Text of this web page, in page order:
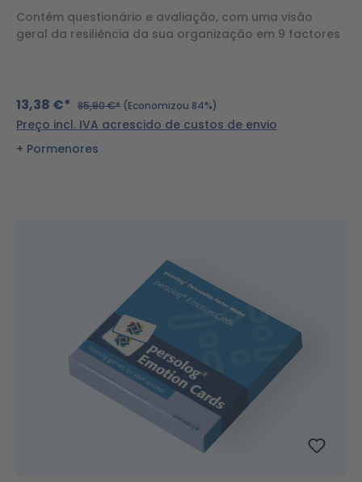
Contém questionário e avaliação, com uma visão
geral da resiliência da sua organização em 9 factores
13,38 €* 85,90 €* (Economizou 84%)
Preço incl. IVA acrescido de custos de envio
Pormenores